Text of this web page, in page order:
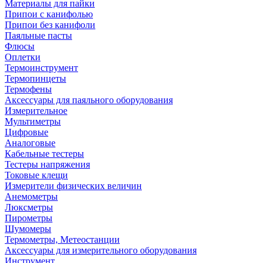
Материалы для пайки
Припои с канифолью
Припои без канифоли
Паяльные пасты
Флюсы
Оплетки
Термоинструмент
Термопинцеты
Термофены
Аксессуары для паяльного оборудования
Измерительное
Мультиметры
Цифровые
Аналоговые
Кабельные тестеры
Тестеры напряжения
Токовые клещи
Измерители физических величин
Анемометры
Люксметры
Пирометры
Шумомеры
Термометры, Метеостанции
Аксессуары для измерительного оборудования
Инструмент